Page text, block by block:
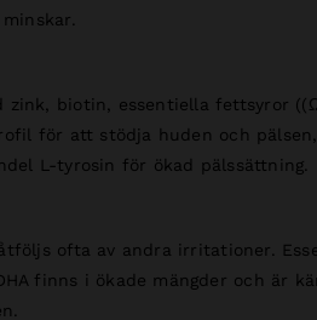
zink, biotin, essentiella fettsyror
för att stödja huden och
L-tyrosin för ökad pälssättning.
ofta av andra irritationer.
finns i ökade mängder och är